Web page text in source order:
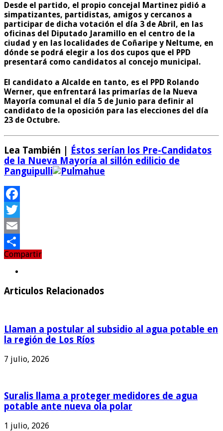
Desde el partido, el propio concejal Martinez pidió a
simpatizantes, partidistas, amigos y cercanos a
participar de dicha votación el día 3 de Abril, en las
oficinas del Diputado Jaramillo en el centro de la
ciudad y en las localidades de Coñaripe y Neltume, en
dónde se podrá elegir a los dos cupos que el PPD
presentará como candidatos al concejo municipal.
El candidato a Alcalde en tanto, es el PPD Rolando
Werner, que enfrentará las primarías de la Nueva
Mayoría comunal el día 5 de Junio para definir al
candidato de la oposición para las elecciones del día
23 de Octubre.
Lea También |
Éstos serían los Pre-Candidatos
de la Nueva Mayoría al sillón edilicio de
Panguipulli
Facebook
Twitter
Email
Compartir
Compartir
Articulos Relacionados
Llaman a postular al subsidio al agua potable en
la región de Los Ríos
7 julio, 2026
Suralis llama a proteger medidores de agua
potable ante nueva ola polar
1 julio, 2026